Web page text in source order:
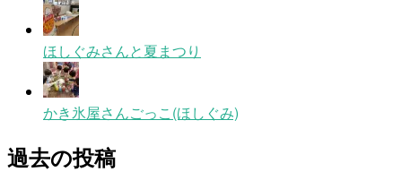
ほしぐみさんと夏まつり
かき氷屋さんごっこ(ほしぐみ)
過去の投稿